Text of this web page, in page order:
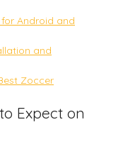
Android and
and
Zoccer
Expect on